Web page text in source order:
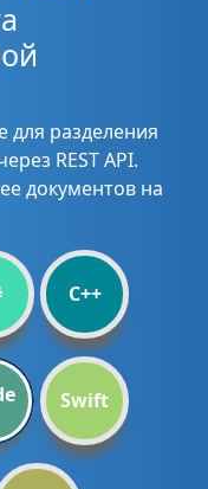
для разделения
REST API.
документов на
C++
Swift